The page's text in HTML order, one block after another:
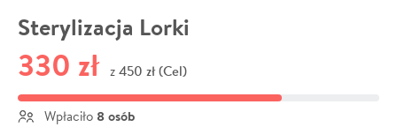
Sterylizacja Lorki
330 zł z 450 zł (Cel)
Wpłaciło 8 osób